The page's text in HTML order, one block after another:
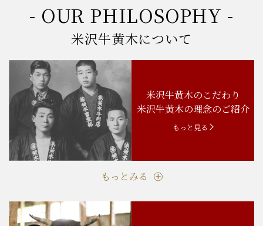
- OUR PHILOSOPHY -
米沢牛黄木について
米沢牛黄木のこだわり
米沢牛黄木の理念のご紹介
もっと見る
もっとみる